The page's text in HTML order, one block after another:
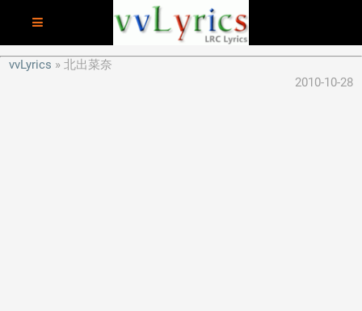
vvLyrics
北出菜奈
2010-10-28